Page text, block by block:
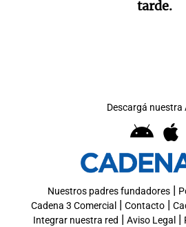
tarde.
Descargá nuestra
Nuestros padres fundadores|
Cadena 3 Comercial | Contacto|
Integrar nuestra red | Aviso Legal |